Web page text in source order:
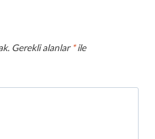
Gerekli alanlar*ile